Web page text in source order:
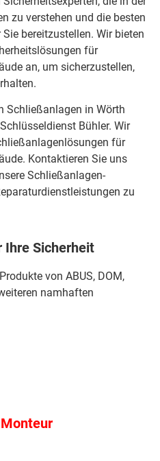
zu verstehen und die besten
bereitzustellen. Wir bieten
für
an, um sicherzustellen,
Schließanlagen in Wörth
Bühler. Wir
für
Kontaktieren Sie uns
Schließanlagen-
zu
Sicherheit
von ABUS, DOM,
namhaften